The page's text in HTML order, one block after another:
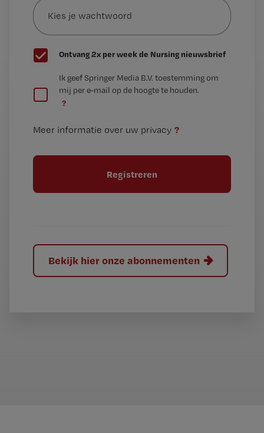
je
wachtwoord
G
e
t
Ontvang 2x per week de Nursing nieuwsbrief
e
t
l
Ik geef Springer Media B.V. toestemming om
mij per e-mail op de hoogte te houden.
?
Meer informatie over uw privacy ?
Bekijk hier onze abonnementen